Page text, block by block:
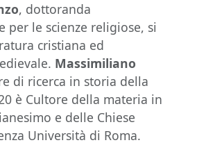
, dottoranda
per le scienze religiose, si
cristiana ed
Massimiliano
di ricerca in storia della
è Cultore della materia in
e delle Chiese
Università di Roma.